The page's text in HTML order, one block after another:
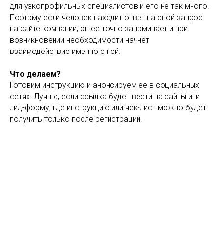
для узкопрофильных специалистов и его не так много.
Поэтому если человек находит ответ на свой запрос
на сайте компании, он ее точно запоминает и при
возникновении необходимости начнет
взаимодействие именно с ней.
Что делаем?
Готовим инструкцию и анонсируем ее в социальных
сетях. Лучше, если ссылка будет вести на сайты или
лид-форму, где инструкцию или чек-лист можно будет
получить только после регистрации.